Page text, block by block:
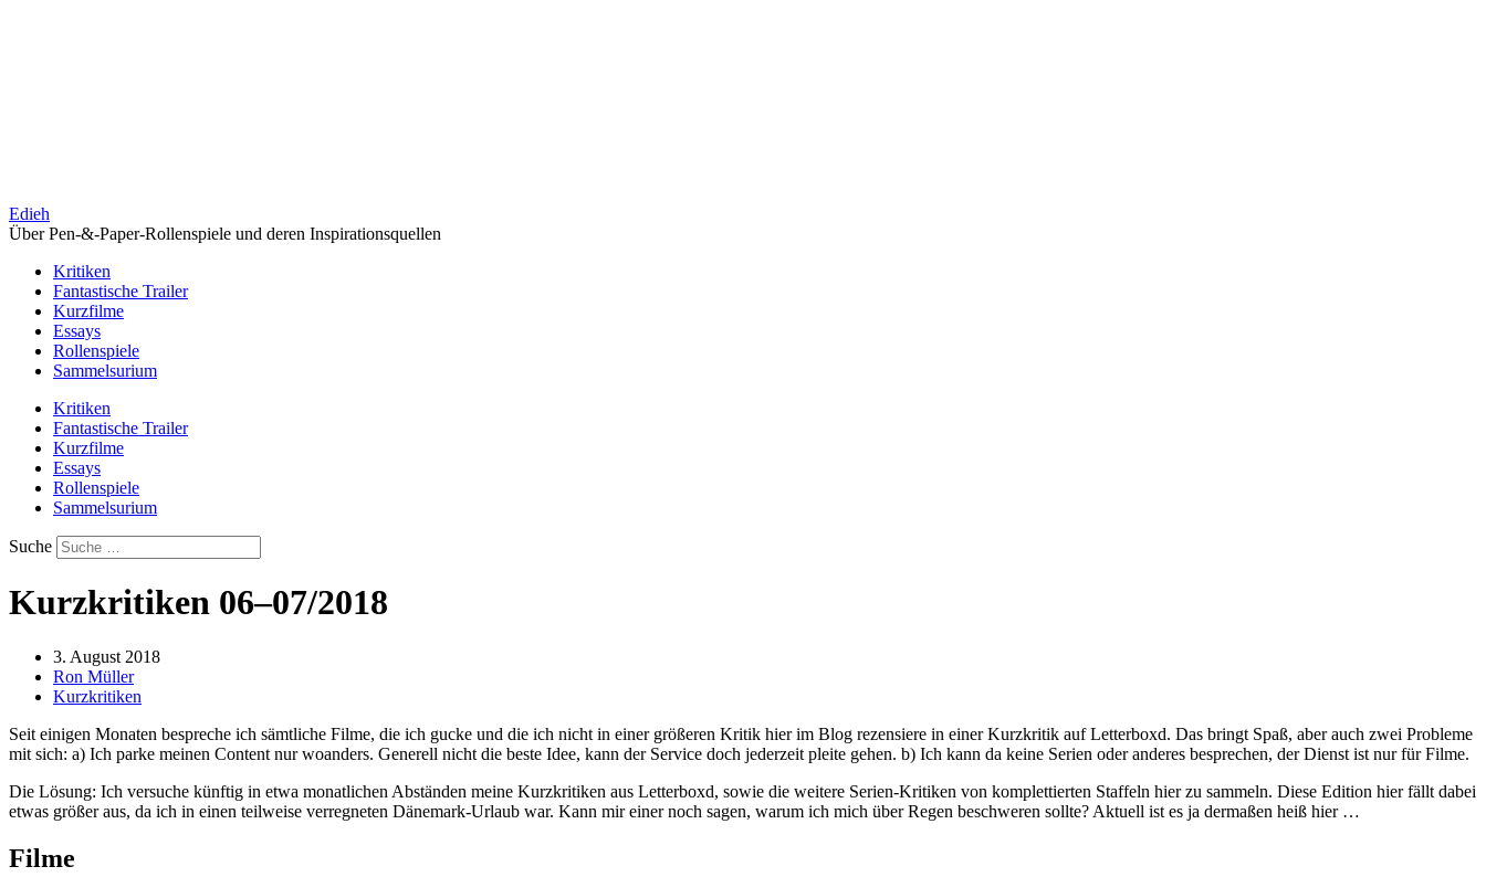
Edieh
Über Pen-&-Paper-Rollenspiele und deren Inspirationsquellen
Kritiken
Fantastische Trailer
Kurzfilme
Essays
Rollenspiele
Sammelsurium
Kritiken
Fantastische Trailer
Kurzfilme
Essays
Rollenspiele
Sammelsurium
Suche
Kurzkritiken 06–07/2018
3. August 2018
Ron Müller
Kurzkritiken
Seit einigen Monaten bespreche ich sämtliche Filme, die ich gucke und die ich nicht in einer größeren Kritik hier im Blog rezensiere in einer Kurzkritik auf Letterboxd. Das bringt Spaß, aber auch zwei Probleme
mit sich: a) Ich parke meinen Content nur woanders. Generell nicht die beste Idee, kann der Service doch jederzeit pleite gehen. b) Ich kann da keine Serien oder anderes besprechen, der Dienst ist nur für Filme.
Die Lösung: Ich versuche künftig in etwa monatlichen Abständen meine Kurzkritiken aus Letterboxd, sowie die weitere Serien-Kritiken von komplettierten Staffeln hier zu sammeln. Diese Edition hier fällt dabei
etwas größer aus, da ich in einen teilweise verregneten Dänemark-Urlaub war. Kann mir einer noch sagen, warum ich mich über Regen beschweren sollte? Aktuell ist es ja dermaßen heiß hier …
Filme